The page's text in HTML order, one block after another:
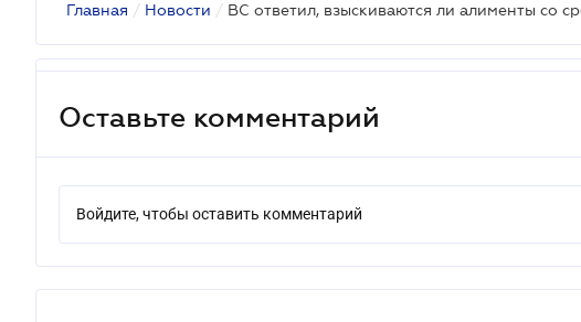
Главная / Новости /
Оставьте комментарий
Войдите, чтобы оставить комментарий